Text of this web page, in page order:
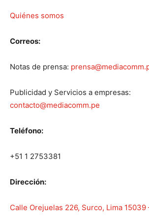
Quiénes somos
Correos:
Notas de prensa:
Publicidad y Servicios a empresas:
contacto@mediacomm.pe
Teléfono:
+51 1 2753381
Dirección:
Calle Orejuelas 226, Surco, Lima 15039